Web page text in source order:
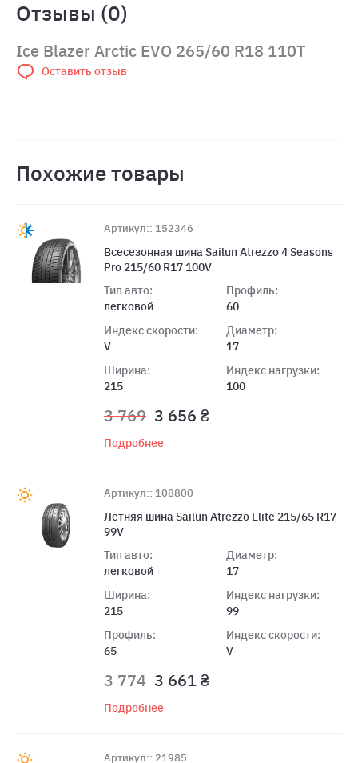
Отзывы (0)
Ice Blazer Arctic EVO 265/60 R18 110T
Оставить отзыв
Похожие товары
Артикул:: 152346
Всесезонная шина Sailun Atrezzo 4 Seasons
Pro 215/60 R17 100V
Тип авто:
легковой
Индекс скорости:
V
Ширина:
215
Профиль:
60
Диаметр:
17
Индекс нагрузки:
100
3 769 3 656 ₴
Подробнее
Артикул:: 108800
Летняя шина Sailun Atrezzo Elite 215/65 R17
99V
Тип авто:
легковой
Ширина:
215
Профиль:
65
Диаметр:
17
Индекс нагрузки:
99
Индекс скорости:
V
3 774 3 661 ₴
Подробнее
Артикул:: 21985